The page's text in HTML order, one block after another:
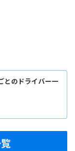
とのドライバー一